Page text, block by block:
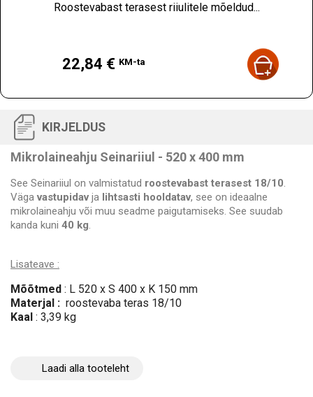
Roostevabast terasest riiulitele mõeldud...
22,84 € KM-ta
KIRJELDUS
Mikrolaineahju Seinariiul - 520 x 400 mm
See Seinariiul on valmistatud roostevabast terasest 18/10.
Vägavastupidav ja lihtsasti hooldatav, see on ideaalne
mikrolaineahju või muu seadme paigutamiseks. See suudab
kanda kuni 40 kg.
Lisateave :
Mõõtmed : L 520 x S 400 x K 150 mm
Materjal : roostevaba teras 18/10
Kaal : 3,39 kg
Laadi alla tooteleht